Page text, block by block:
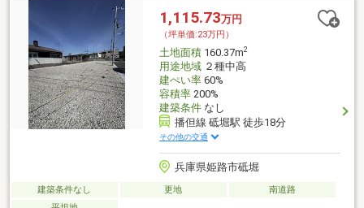
1,115.73万円
（坪単価:23万円）
土地面積160.37m2
用途地域２種中高
建ぺい率60%
容積率200%
建築条件なし
播但線 砥堀駅 徒歩18分
その他の交通
兵庫県姫路市砥堀
建築条件なし 更地
南道路